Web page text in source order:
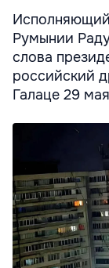
Румынии
слова
российский
Галаце 29